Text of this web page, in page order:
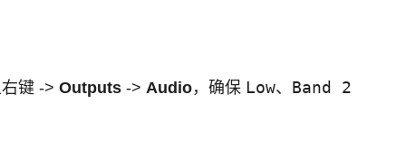
右键 ->Outputs -> Audio，确保 Low、 Band 2